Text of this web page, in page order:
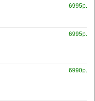
6995р.
6995р.
6990р.